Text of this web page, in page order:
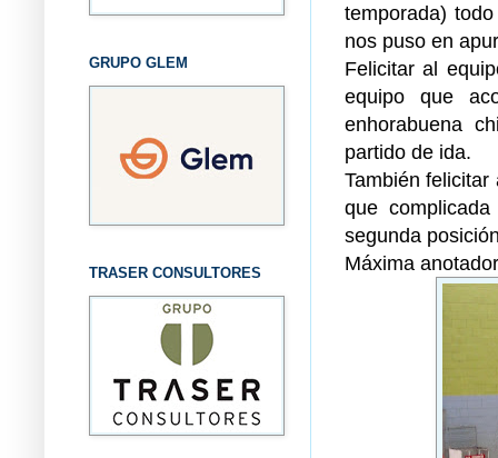
temporada)
nos puso en
Felicitar al
equipo que
enhorabuena
partido de ida.
También
que
segunda
Máxima
GRUPO GLEM
TRASER CONSULTORES